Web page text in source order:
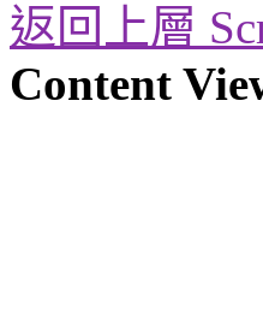
返回上層
Content